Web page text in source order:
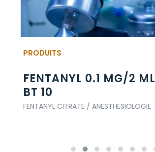
PRODUITS
FENTANYL 0.1 MG/2 ML
BT 10
FENTANYL CITRATE / ANESTHESIOLOGIE